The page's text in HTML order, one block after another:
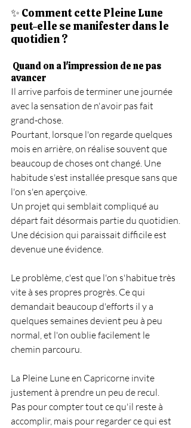
✨ Comment cette Pleine Lune
peut-elle se manifester dans le
quotidien ?
avancer
Il arrive parfois de terminer une journée
avec la sensation de n'avoir pas fait
grand-chose.
Pourtant, lorsque l'on regarde quelques
mois en arrière, on réalise souvent que
beaucoup de choses ont changé. Une
habitude s'est installée presque sans que
l'on s'en aperçoive.
Un projet qui semblait compliqué au
départ fait désormais partie du quotidien.
Une décision qui paraissait difficile est
devenue une évidence.
Le problème, c'est que l'on s'habitue très
vite à ses propres progrès. Ce qui
demandait beaucoup d'efforts il y a
quelques semaines devient peu à peu
normal, et l'on oublie facilement le
chemin parcouru.
La Pleine Lune en Capricorne invite
justement à prendre un peu de recul.
Pas pour compter tout ce qu'il reste à
accomplir, mais pour regarder ce qui est